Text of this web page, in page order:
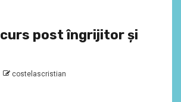
post îngrijitor și
costelascristian